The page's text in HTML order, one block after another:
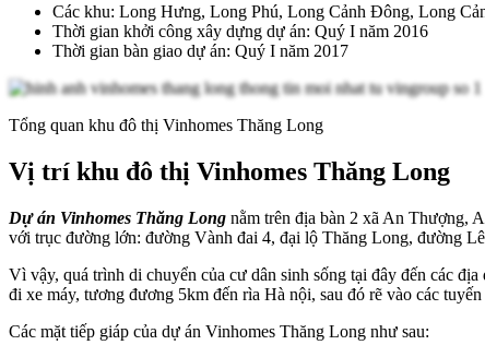
Các khu: Long Hưng, Long Phú, Long Cảnh Đông, Long
Thời gian khởi công xây dựng dự án: Quý I năm 2016
Thời gian bàn giao dự án: Quý I năm 2017
Tổng quan khu đô thị Vinhomes Thăng Long
Vị trí khu đô thị Vinhomes Thăng Long
Dự án Vinhomes Thăng Long nằm trên địa bàn 2 xã An Thượng,
với trục đường lớn: đường Vành đai 4, đại lộ Thăng Long, đường
Vì vậy, quá trình di chuyển của cư dân sinh sống tại đây đến các
đi xe máy, tương đương 5km đến rìa Hà nội, sau đó rẽ vào các
Các mặt tiếp giáp của dự án Vinhomes Thăng Long như sau: